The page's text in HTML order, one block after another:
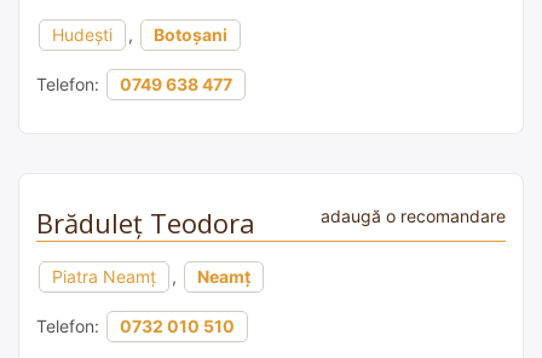
Hudești , Botoșani
Telefon: 0749 638 477
Brăduleț Teodora adaugă o recomandare
Piatra Neamț , Neamț
Telefon: 0732 010 510